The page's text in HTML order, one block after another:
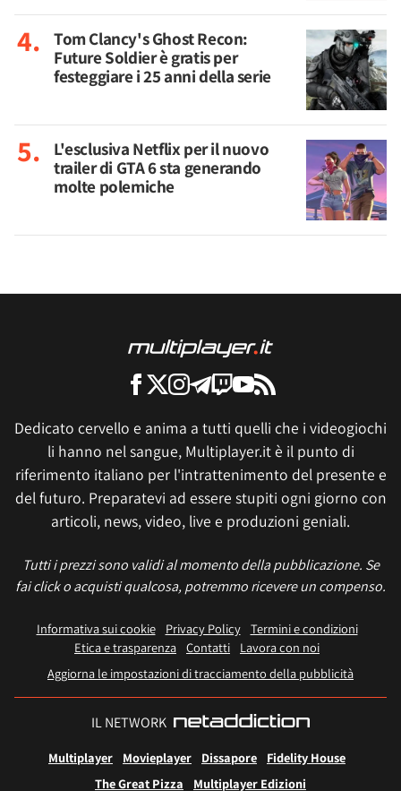
Tom Clancy's Ghost Recon:
Future Soldier è gratis per
festeggiare i 25 anni della serie
L'esclusiva Netflix per il nuovo
trailer di GTA 6 sta generando
molte polemiche
Dedicato cervello e anima a tutti quelli che i videogiochi
li hanno nel sangue, Multiplayer.it è il punto di
riferimento italiano per l'intrattenimento del presente e
del futuro. Preparatevi ad essere stupiti ogni giorno con
articoli, news, video, live e produzioni geniali.
Tutti i prezzi sono validi al momento della pubblicazione. Se
fai click o acquisti qualcosa, potremmo ricevere un compenso.
Informativa sui cookie Privacy Policy
Termini e condizioni
Etica e trasparenza Contatti
Lavora con noi
Aggiorna le impostazioni di tracciamento della pubblicità
IL NETWORK
Multiplayer Movieplayer Dissapore
Fidelity House
The Great Pizza
Multiplayer Edizioni